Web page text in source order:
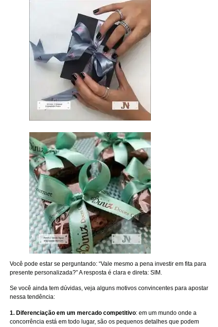
Você pode estar se perguntando: “Vale mesmo a pena investir em fita para
presente personalizada?” A resposta é clara e direta: SIM.
Se você ainda tem dúvidas, veja alguns motivos convincentes para apostar
nessa tendência:
1. Diferenciação em um mercado competitivo: em um mundo onde a
concorrência está em todo lugar, são os pequenos detalhes que podem